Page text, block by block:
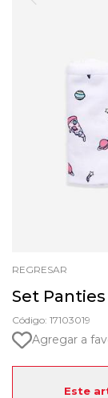
REGRESAR
Set
Código: 17103019
Agregar a
Este